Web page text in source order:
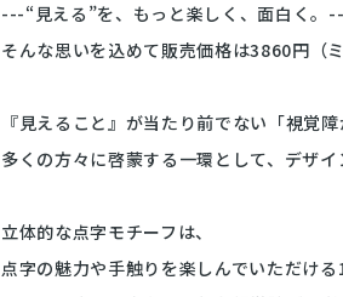
---“見える”を、もっと楽しく、面白く。
そんな思いを込めて販売価格は3860円（
『見えること』が当たり前でない「視覚
多くの方々に啓蒙する一環として、デザイ
立体的な点字モチーフは、
点字の魅力や手触りを楽しんでいただける